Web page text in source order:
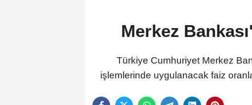
Merkez
Türkiye Cumhuriyet Merkez
işlemlerinde uygulanacak faiz